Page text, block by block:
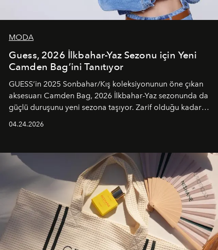
MODA
Guess, 2026 İlkbahar-Yaz Sezonu için Yeni
Camden Bag’ini Tanıtıyor
GUESS’in 2025 Sonbahar/Kış koleksiyonunun öne çıkan
aksesuarı Camden Bag, 2026 İlkbahar-Yaz sezonunda da
güçlü duruşunu yeni sezona taşıyor. Zarif olduğu kadar
04.24.2026